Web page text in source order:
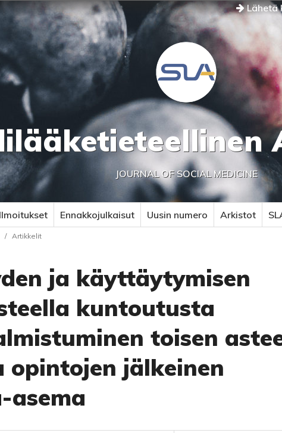
Lähetä
JOURNAL OF SOCIAL MEDICINE
Ilmoitukset Ennakkojulkaisut Uusin numero Arkistot
/ Artikkelit
ja käyttäytymisen
kuntoutusta
toisen
opintojen jälkeinen